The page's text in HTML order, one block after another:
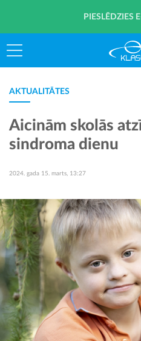
PIESLĒDZIES
AKTUALITĀTES
Aicinām skolās
sindroma dienu
2024. gada 15. marts, 13:27